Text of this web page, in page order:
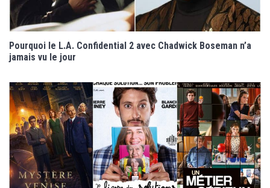
Pourquoi le L.A. Confidential 2 avec Chadwick Boseman n’a
jamais vu le jour